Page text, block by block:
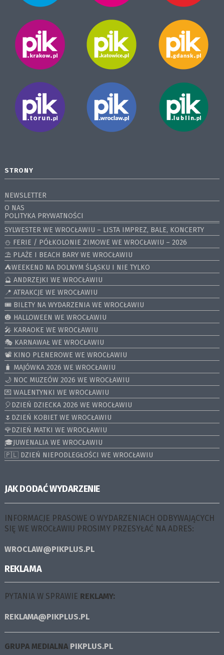
STRONY
NEWSLETTER
O NAS
POLITYKA PRYWATNOŚCI
SYLWESTER WE WROCŁAWIU – LISTA IMPREZ, BALE, KONCERTY
⛄️ FERIE / PÓŁKOLONIE ZIMOWE WE WROCŁAWIU – 2026
⛱️ PLAŻE I BEACH BARY WE WROCŁAWIU
⛺️WEEKEND NA DOLNYM ŚLĄSKU I NIE TYLKO
🔮 ANDRZEJKI WE WROCŁAWIU
📍 ATRAKCJE WE WROCŁAWIU
🎟️ BILETY NA WYDARZENIA WE WROCŁAWIU
🎃 HALLOWEEN WE WROCŁAWIU
🎤 KARAOKE WE WROCŁAWIU
🎭 KARNAWAŁ WE WROCŁAWIU
📽️ KINO PLENEROWE WE WROCŁAWIU
🧳 MAJÓWKA 2026 WE WROCŁAWIU
🌙 NOC MUZEÓW 2026 WE WROCŁAWIU
💌 WALENTYNKI WE WROCŁAWIU
🎈DZIEŃ DZIECKA 2026 WE WROCŁAWIU
🌷DZIEŃ KOBIET WE WROCŁAWIU
🌹DZIEŃ MATKI WE WROCŁAWIU
🎓JUWENALIA WE WROCŁAWIU
🇵🇱 DZIEŃ NIEPODLEGŁOŚCI WE WROCŁAWIU
JAK DODAĆ WYDARZENIE
INFORMACJE PRASOWE O WYDARZENIACH ODBYWAJĄCYCH
SIĘ WE WROCŁAWIU PROSIMY PRZESYŁAĆ NA ADRES:
WROCLAW@PIKPLUS.PL
REKLAMA
PYTANIA W SPRAWIE REKLAMY:
REKLAMA@PIKPLUS.PL
GRUPA MEDIALNA PIKPLUS.PL